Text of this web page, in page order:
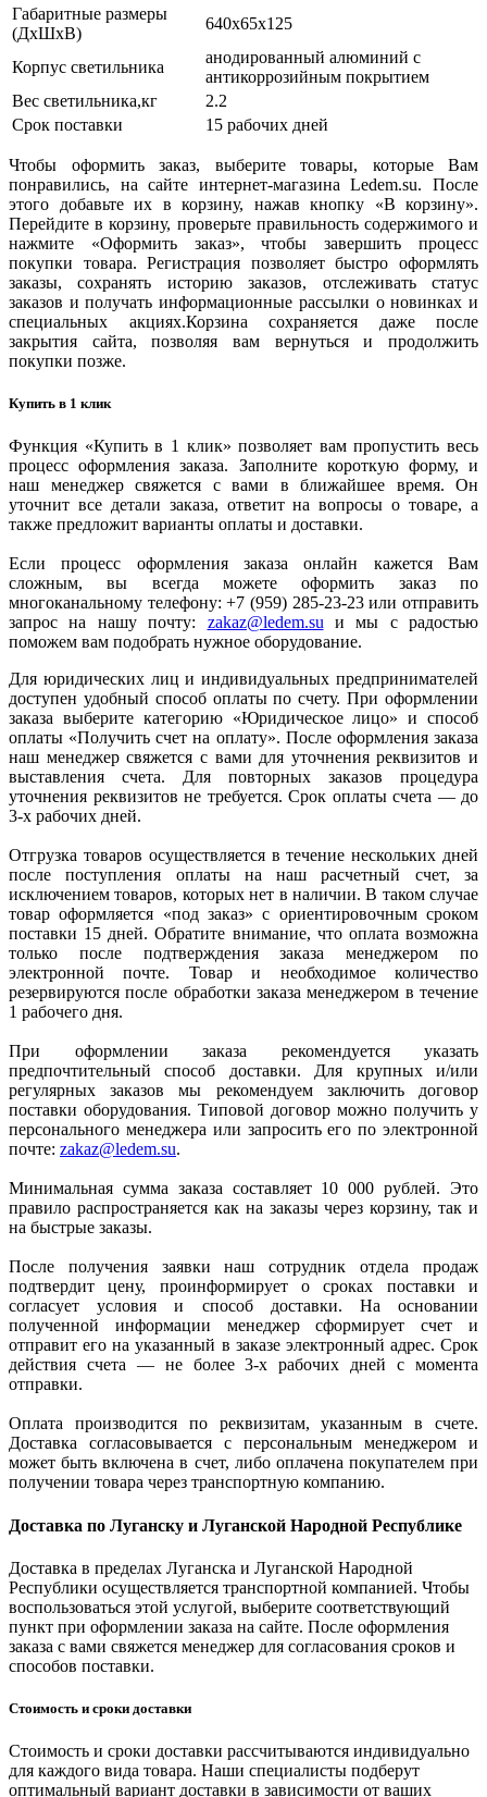
Габаритные размеры
(ДхШхВ)
640х65х125
Корпус светильника
анодированный алюминий с
антикоррозийным покрытием
Вес светильника,кг
2.2
Срок поставки
15 рабочих дней
Чтобы оформить заказ, выберите товары, которые Вам
понравились, на сайте интернет-магазина Ledem.su. После
этого добавьте их в корзину, нажав кнопку «В корзину».
Перейдите в корзину, проверьте правильность содержимого и
нажмите «Оформить заказ», чтобы завершить процесс
покупки товара. Регистрация позволяет быстро оформлять
заказы, сохранять историю заказов, отслеживать статус
заказов и получать информационные рассылки о новинках и
специальных акциях.Корзина сохраняется даже после
закрытия сайта, позволяя вам вернуться и продолжить
покупки позже.
Купить в 1 клик
Функция «Купить в 1 клик» позволяет вам пропустить весь
процесс оформления заказа. Заполните короткую форму, и
наш менеджер свяжется с вами в ближайшее время. Он
уточнит все детали заказа, ответит на вопросы о товаре, а
также предложит варианты оплаты и доставки.
Если процесс оформления заказа онлайн кажется Вам
сложным, вы всегда можете оформить заказ по
многоканальному телефону: +7 (959) 285-23-23 или отправить
запрос на нашу почту: zakaz@ledem.su и мы с радостью
поможем вам подобрать нужное оборудование.
Для юридических лиц и индивидуальных предпринимателей
доступен удобный способ оплаты по счету. При оформлении
заказа выберите категорию «Юридическое лицо» и способ
оплаты «Получить счет на оплату». После оформления заказа
наш менеджер свяжется с вами для уточнения реквизитов и
выставления счета. Для повторных заказов процедура
уточнения реквизитов не требуется. Срок оплаты счета — до
3-х рабочих дней.
Отгрузка товаров осуществляется в течение нескольких дней
после поступления оплаты на наш расчетный счет, за
исключением товаров, которых нет в наличии. В таком случае
товар оформляется «под заказ» с ориентировочным сроком
поставки 15 дней. Обратите внимание, что оплата возможна
только после подтверждения заказа менеджером по
электронной почте. Товар и необходимое количество
резервируются после обработки заказа менеджером в течение
1 рабочего дня.
При оформлении заказа рекомендуется указать
предпочтительный способ доставки. Для крупных и/или
регулярных заказов мы рекомендуем заключить договор
поставки оборудования. Типовой договор можно получить у
персонального менеджера или запросить его по электронной
почте: zakaz@ledem.su.
Минимальная сумма заказа составляет 10 000 рублей. Это
правило распространяется как на заказы через корзину, так и
на быстрые заказы.
После получения заявки наш сотрудник отдела продаж
подтвердит цену, проинформирует о сроках поставки и
согласует условия и способ доставки. На основании
полученной информации менеджер сформирует счет и
отправит его на указанный в заказе электронный адрес. Срок
действия счета — не более 3-х рабочих дней с момента
отправки.
Оплата производится по реквизитам, указанным в счете.
Доставка согласовывается с персональным менеджером и
может быть включена в счет, либо оплачена покупателем при
получении товара через транспортную компанию.
Доставка по Луганску и Луганской Народной Республике
Доставка в пределах Луганска и Луганской Народной
Республики осуществляется транспортной компанией. Чтобы
воспользоваться этой услугой, выберите соответствующий
пункт при оформлении заказа на сайте. После оформления
заказа с вами свяжется менеджер для согласования сроков и
способов поставки.
Стоимость и сроки доставки
Стоимость и сроки доставки рассчитываются индивидуально
для каждого вида товара. Наши специалисты подберут
оптимальный вариант доставки в зависимости от ваших